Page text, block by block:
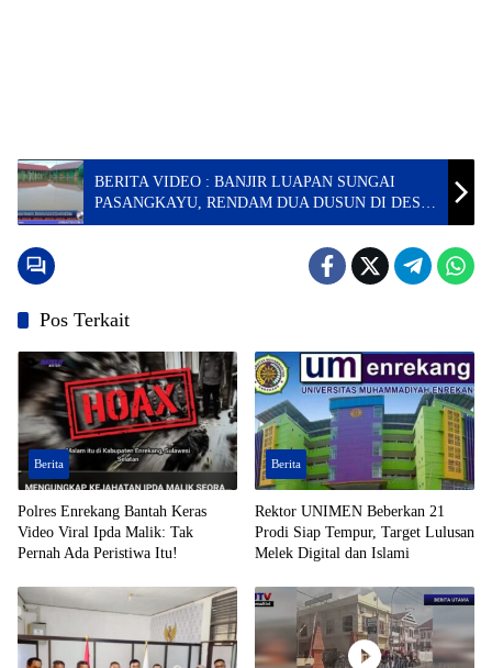
BERITA VIDEO : BANJIR LUAPAN SUNGAI
PASANGKAYU, RENDAM DUA DUSUN DI DESA
KARYA BERSAMA
Pos Terkait
Berita
Polres Enrekang Bantah Keras
Video Viral Ipda Malik: Tak
Pernah Ada Peristiwa Itu!
Berita
Rektor UNIMEN Beberkan 21
Prodi Siap Tempur, Target Lulusan
Melek Digital dan Islami